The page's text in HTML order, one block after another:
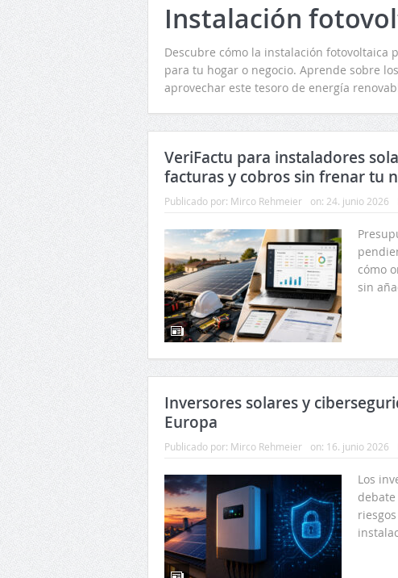
Instalación
Descubre cómo la instalación fotovoltaica
para tu hogar o negocio. Aprende sobre
aprovechar este tesoro de energía
VeriFactu para instaladores
facturas y cobros sin frenar tu
Publicado por: Mirco Rehmeier on: 24. junio 2026
cómo
sin
Inversores solares y
Europa
Publicado por: Mirco Rehmeier on: 16. junio 2026
Los